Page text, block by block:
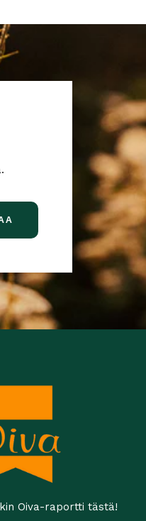
Oiva-raportti tästä!